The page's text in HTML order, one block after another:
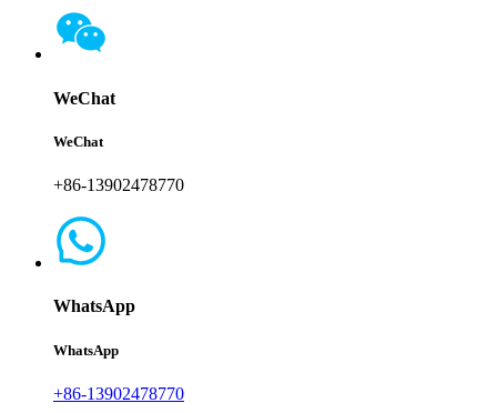
WeChat
WeChat
+86-13902478770
WhatsApp
WhatsApp
+86-13902478770